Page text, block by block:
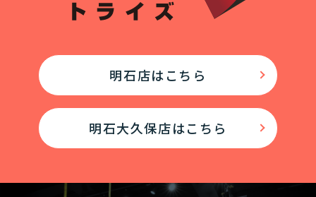
明石店はこちら
明石大久保店はこちら